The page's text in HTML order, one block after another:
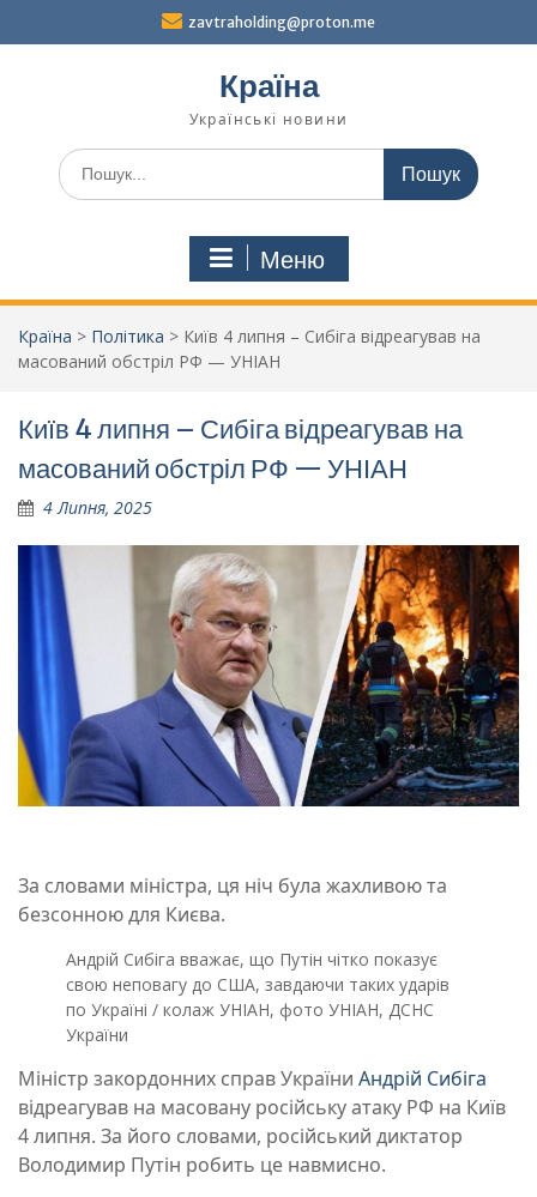
zavtraholding@proton.me
Країна
Українські новини
Шукати:
Меню
Країна > Політика > Київ 4 липня – Сибіга відреагував на
масований обстріл РФ — УНІАН
Київ 4 липня – Сибіга відреагував на
масований обстріл РФ — УНІАН
4 Липня, 2025
За словами міністра, ця ніч була жахливою та
безсонною для Києва.
Андрій Сибіга вважає, що Путін чітко показує
свою неповагу до США, завдаючи таких ударів
по Україні / колаж УНІАН, фото УНІАН, ДСНС
України
Міністр закордонних справ України Андрій Сибіга
відреагував на масовану російську атаку РФ на Київ
4 липня. За його словами, російський диктатор
Володимир Путін робить це навмисно.